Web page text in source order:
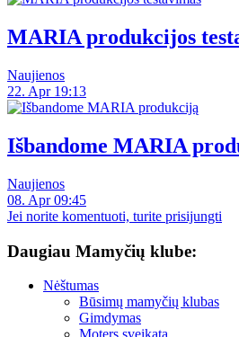
MARIA produkcijos
Naujienos
22. Apr 19:13
Išbandome MARIA
Naujienos
08. Apr 09:45
Jei norite komentuoti, turite prisijungti
Daugiau Mamyčių klube:
Nėštumas
Būsimų mamyčių klubas
Gimdymas